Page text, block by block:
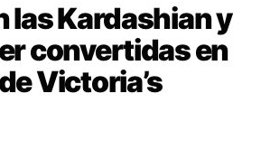
las Kardashian y
convertidas en
Victoria’s